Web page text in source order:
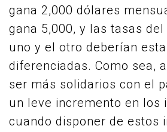
gana 2,000 dólares
gana 5,000, y las tasas
uno y el otro deberían
diferenciadas. Como sea,
ser más solidarios con el
un leve incremento en los
cuando disponer de estos